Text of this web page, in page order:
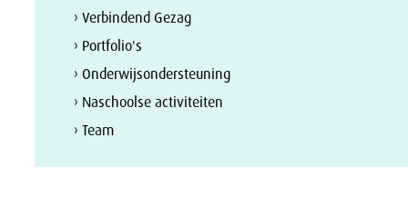
› Verbindend Gezag
› Portfolio's
› Onderwijsondersteuning
› Naschoolse activiteiten
› Team